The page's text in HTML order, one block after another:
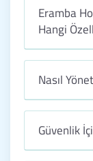
Eramba
Hangi
Nasıl
Güvenlik